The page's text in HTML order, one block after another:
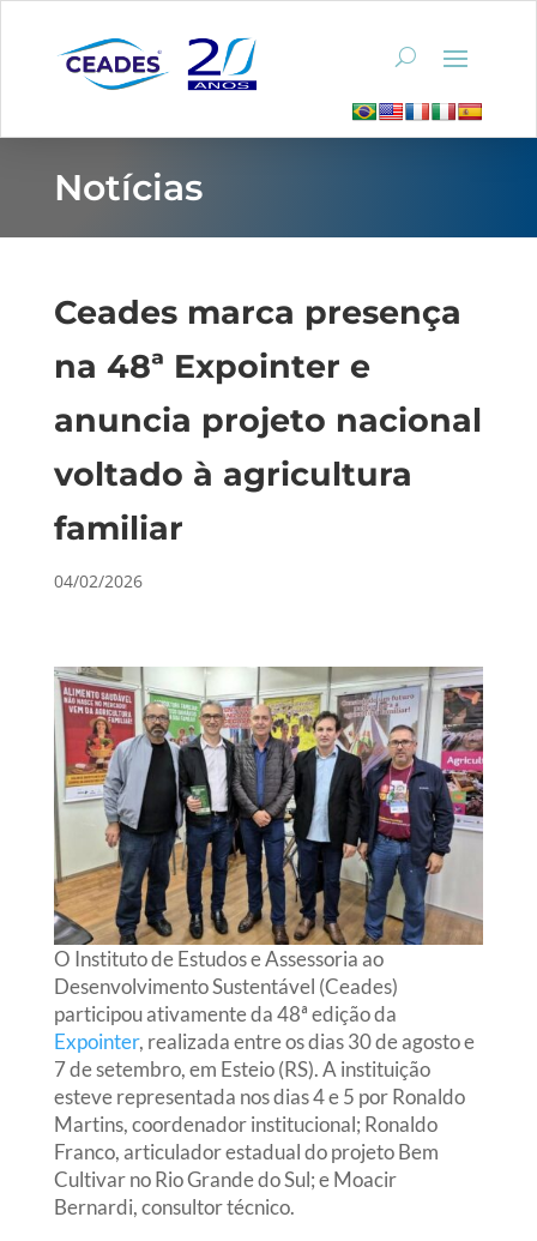
Notícias
Ceades marca presença
na 48ª Expointer e
anuncia projeto nacional
voltado à agricultura
familiar
04/02/2026
O Instituto de Estudos e Assessoria ao
Desenvolvimento Sustentável (Ceades)
participou ativamente da 48ª edição da
Expointer, realizada entre os dias 30 de agosto e
7 de setembro, em Esteio (RS). A instituição
esteve representada nos dias 4 e 5 por Ronaldo
Martins, coordenador institucional; Ronaldo
Franco, articulador estadual do projeto Bem
Cultivar no Rio Grande do Sul; e Moacir
Bernardi, consultor técnico.